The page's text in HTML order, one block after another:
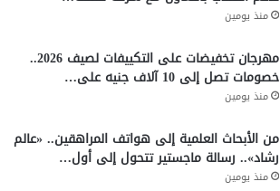
منذ يومين
مهرجان تخفيضات على التكييفات لصيف 2026..
خصومات تصل إلى 10 آلاف جنيه على…
منذ يومين
من الأبحاث العلمية إلى هواتف المراهقين.. «عالم
رشاد».. رسالة ماجستير تتحول إلى أول…
منذ يومين